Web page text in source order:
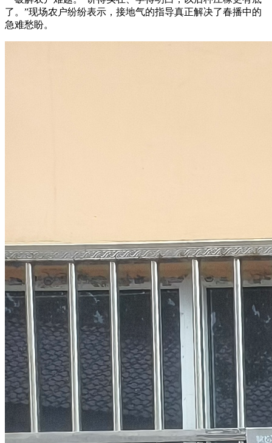
了。”现场农户纷纷表示，接地气的指导真正解决了春播中的
急难愁盼。